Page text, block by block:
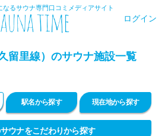
なるサウナ専門口コミメディアサイト
ログイン
留里線）のサウナ施設一覧
駅名から探す 現在地から探す
ウナをこだわりから探す